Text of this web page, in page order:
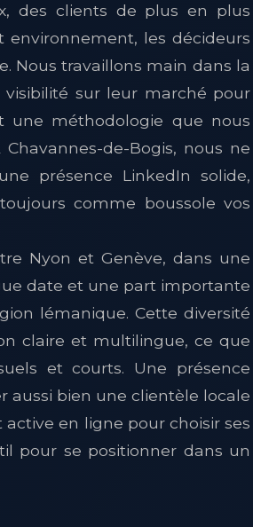
des clients de plus en plus
environnement, les décideurs
Nous travaillons main dans la
sur leur marché pour
une méthodologie que nous
de-Bogis, nous ne
présence LinkedIn solide,
comme boussole vos
Nyon et Genève, dans une
date et une part importante
lémanique. Cette diversité
claire et multilingue, ce que
et courts. Une présence
aussi bien une clientèle locale
en ligne pour choisir ses
pour se positionner dans un